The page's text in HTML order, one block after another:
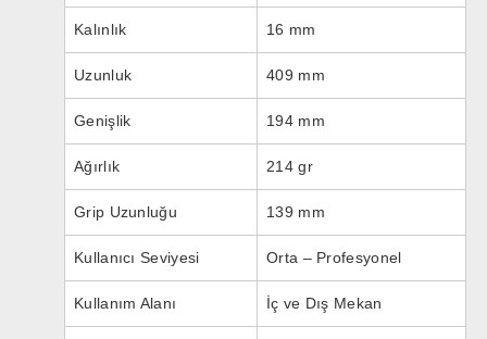
Kalınlık 16 mm
Uzunluk 409 mm
Genişlik 194 mm
Ağırlık 214 gr
Grip Uzunluğu 139 mm
Kullanıcı Seviyesi Orta – Profesyonel
Kullanım Alanı İç ve Dış Mekan